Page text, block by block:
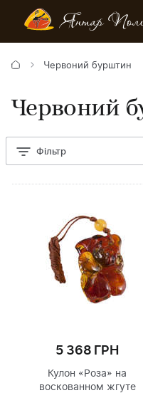
Червоний бурштин
Червоний
Фільтр
5 368 ГРН
Кулон «Роза» на
воскованном жгуте